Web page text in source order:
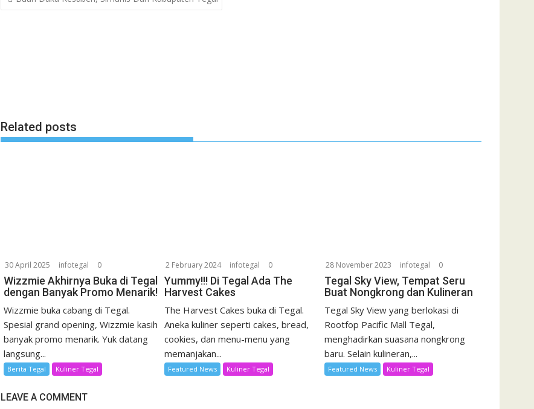
navigation
Related posts
30 April 2025 infotegal 0
Wizzmie Akhirnya Buka di Tegal
dengan Banyak Promo Menarik!
Wizzmie buka cabang di Tegal.
Spesial grand opening, Wizzmie kasih
banyak promo menarik. Yuk datang
langsung...
Berita Tegal Kuliner Tegal
2 February 2024 infotegal 0
Yummy!!! Di Tegal Ada The
Harvest Cakes
The Harvest Cakes buka di Tegal.
Aneka kuliner seperti cakes, bread,
cookies, dan menu-menu yang
memanjakan...
Featured News Kuliner Tegal
28 November 2023 infotegal 0
Tegal Sky View, Tempat Seru
Buat Nongkrong dan Kulineran
Tegal Sky View yang berlokasi di
Rootfop Pacific Mall Tegal,
menghadirkan suasana nongkrong
baru. Selain kulineran,...
Featured News Kuliner Tegal
LEAVE A COMMENT